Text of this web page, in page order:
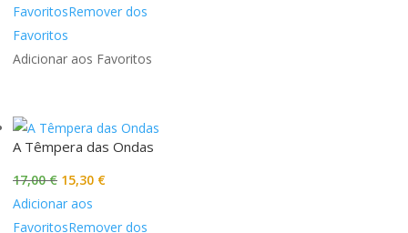
original
era:
13,00 €.
atual
11,70 €.
FavoritosRemover dos
Favoritos
Adicionar aos Favoritos
A Têmpera das Ondas
17,00€ O
preço
original
15,30 €O
atual
Adicionar aos
FavoritosRemover dos